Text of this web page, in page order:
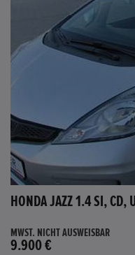
MWST. NICHT AUSWEISBAR
9.900 €